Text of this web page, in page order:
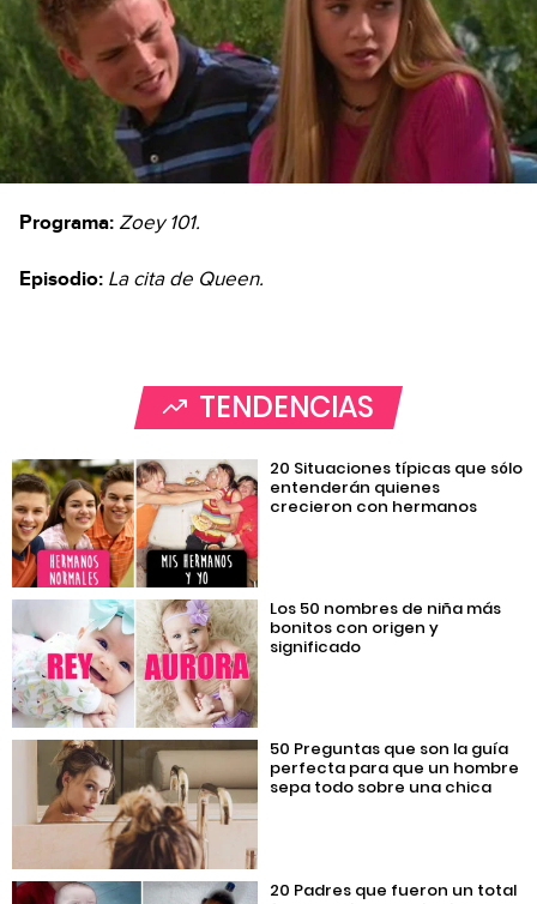
Programa: Zoey 101.
Episodio: La cita de Queen.
TENDENCIAS
20 Situaciones típicas que sólo
entenderán quienes
crecieron con hermanos
Los 50 nombres de niña más
bonitos con origen y
significado
50 Preguntas que son la guía
perfecta para que un hombre
sepa todo sobre una chica
20 Padres que fueron un total